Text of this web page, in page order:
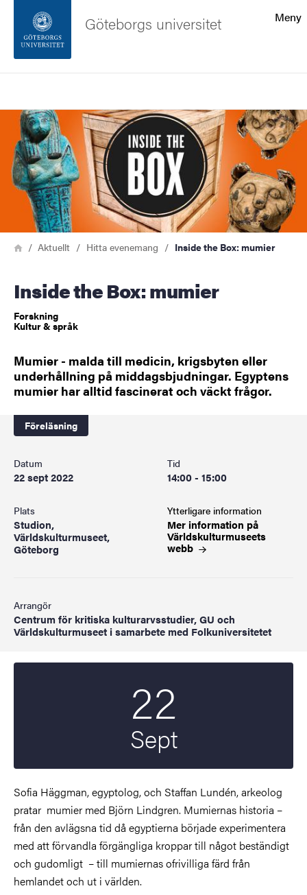
Sidfoten
Om webbplatsen
Meny
Göteborgs universitet
Bild
Länkstig
HemAktuellt Hitta evenemang Inside the Box: mumier
Inside the Box: mumier
Forskning
Kultur & språk
Mumier - malda till medicin, krigsbyten eller
underhållning på middagsbjudningar. Egyptens
mumier har alltid fascinerat och väckt frågor.
Föreläsning
Datum
22 sept 2022
Tid
14:00 - 15:00
Plats
Studion,
Världskulturmuseet,
Göteborg
Ytterligare information
Mer information på
Världskulturmuseets
webb
Arrangör
Centrum för kritiska kulturarvsstudier, GU och
Världskulturmuseet i samarbete med Folkuniversitetet
22
Sept
Sofia Häggman, egyptolog, och Staffan Lundén, arkeolog
pratar mumier med Björn Lindgren. Mumiernas historia –
från den avlägsna tid då egyptierna började experimentera
med att förvandla förgängliga kroppar till något beständigt
och gudomligt – till mumiernas ofrivilliga färd från
hemlandet och ut i världen.